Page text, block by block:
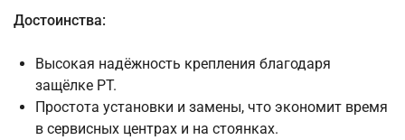
Достоинства:
Высокая надёжность крепления благодаря
защёлке PT.
Простота установки и замены, что экономит время
в сервисных центрах и на стоянках.